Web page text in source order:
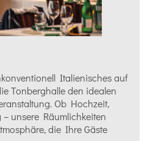
Italienisches auf
Tonberghalle den idealen
Ob Hochzeit,
– unsere Räumlichkeiten
die Ihre Gäste